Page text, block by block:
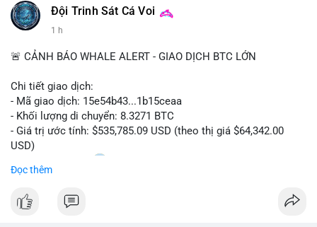
#ripple
📰 Nguồn: CoinDesk
Đội Trinh Sát Cá Voi
1 h
🚨 CẢNH BÁO WHALE ALERT - GIAO DỊCH BTC LỚN
Chi tiết giao dịch:
- Mã giao dịch: 15e54b43...1b15ceaa
- Khối lượng di chuyển: 8.3271 BTC
- Giá trị ước tính: $535,785.09 USD (theo thị giá $64,342.00
USD)
- Thời gian: 04:20
Nhận định phân tích: Giao dịch 8.3271 BTC trị giá hơn nửa triệu
USD được thực hiện trong khung giờ sáng sớm, cho thấy dấu
Đọc thêm